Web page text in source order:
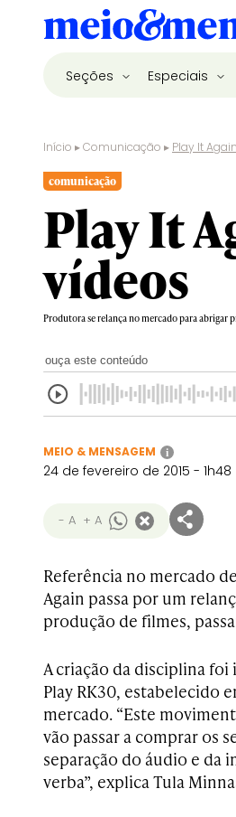
Seções Especiais
Início ▸Comunicação ▸ Play It
comunicação
Play It
vídeos
Produtora se relança no mercado para
ouça este conteúdo
MEIO & MENSAGEM i
24 de fevereiro de 2015 - 1h48
- A + A
Referência no mercado
Again passa por um
produção de filmes,
A criação da disciplina
Play RK30, estabelecido
mercado. “Este
vão passar a comprar os
separação do áudio e da
verba”, explica Tula